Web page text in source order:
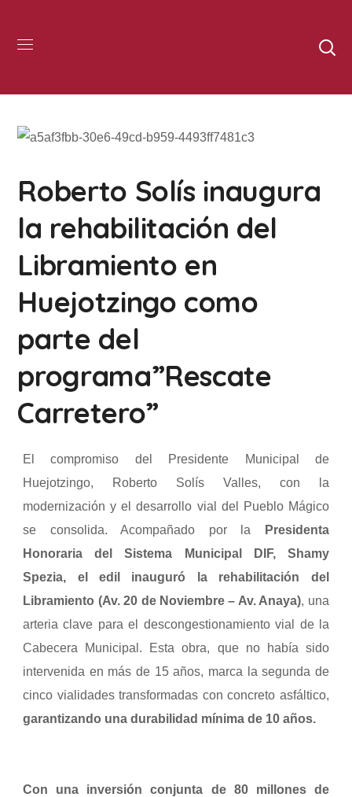
Roberto Solís inaugura
la rehabilitación del
Libramiento en
Huejotzingo como
parte del
programa”Rescate
Carretero”
El compromiso del Presidente Municipal de
Huejotzingo, Roberto Solís Valles, con la
modernización y el desarrollo vial del Pueblo Mágico
se consolida. Acompañado por la
Presidenta
Honoraria del Sistema Municipal DIF, Shamy
Spezia, el edil inauguró la rehabilitación del
Libramiento (Av. 20 de Noviembre – Av. Anaya), una
arteria clave para el descongestionamiento vial de la
Cabecera Municipal. Esta obra, que no había sido
intervenida en más de 15 años, marca la segunda de
cinco vialidades transformadas con concreto asfáltico,
garantizando una durabilidad mínima de 10 años.
Con una inversión conjunta de 80 millones de